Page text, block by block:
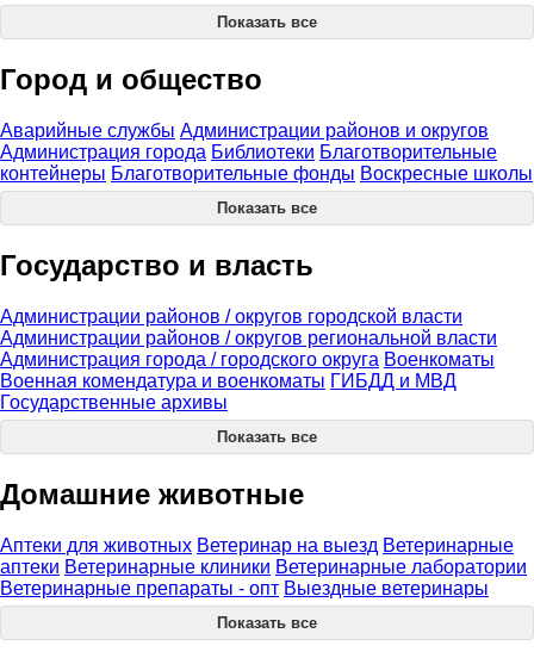
Показать все
Город и общество
Аварийные службы Администрации районов и округов
Администрация города Библиотеки Благотворительные
контейнеры Благотворительные фонды Воскресные школы
Показать все
Государство и власть
Администрации районов / округов городской власти
Администрации районов / округов региональной власти
Администрация города / городского округа Военкоматы
Военная комендатура и военкоматы ГИБДД и МВД
Государственные архивы
Показать все
Домашние животные
Аптеки для животных Ветеринар на выезд Ветеринарные
аптеки Ветеринарные клиники Ветеринарные лаборатории
Ветеринарные препараты - опт Выездные ветеринары
Показать все